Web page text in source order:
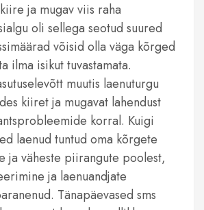
ja mugav viis raha
oli sellega seotud suured
võisid olla väga kõrged
ilma isikut tuvastamata.
muutis laenuturgu
kiiret ja mugavat lahendust
korral. Kuigi
laenud tuntud oma kõrgete
ja väheste piirangute poolest,
ja laenuandjate
Tänapäevased sms